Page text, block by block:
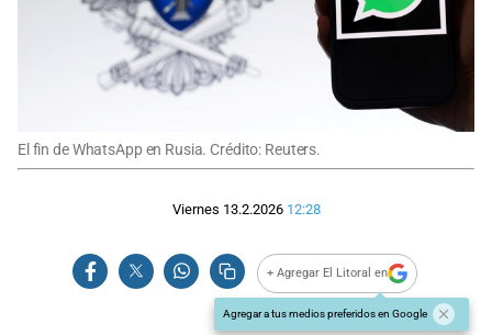
El fin de WhatsApp en Rusia. Crédito: Reuters.
Viernes 13.2.2026 12:28
+ Agregar El Litoral en
Agregar a tus medios preferidos en Google